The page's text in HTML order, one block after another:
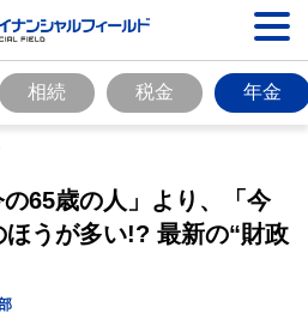
相続 税金 年金
65歳の人」より、「今
うが多い!? 最新の“財政